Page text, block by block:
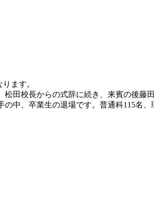
ます。
田校長からの式辞に続き、来賓の後藤
中、卒業生の退場です。普通科115名、